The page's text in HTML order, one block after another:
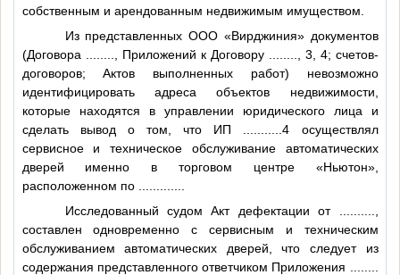
собственным и арендованным недвижимым имуществом.
Из представленных ООО «Вирджиния» документов
(Договора
, Приложений к Договору
, 3, 4; счетов-
договоров; Актов выполненных работ) невозможно
идентифицировать адреса объектов недвижимости,
которые находятся в управлении юридического лица и
сделать вывод о том, что ИП
...........4 осуществлял
сервисное и техническое обслуживание автоматических
дверей именно в торговом центре «Ньютон»,
расположенном по
Исследованный судом Акт дефектации от
составлен одновременно с сервисным и техническим
обслуживанием автоматических дверей, что следует из
содержания представленного ответчиком Приложения